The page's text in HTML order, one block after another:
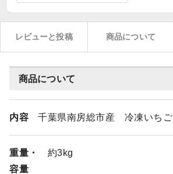
レビューと投稿 商品について
商品について
内容 千葉県南房総市産 冷凍いちご
重量・
容量
約3kg